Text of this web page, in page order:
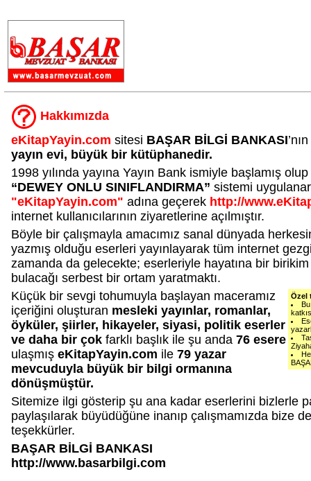
Hakkımızda
eKitapYayin.com sitesi BAŞAR BİLGİ BANKASI
yayın evi, büyük bir kütüphanedir.
1998 yılında yayına Yayın Bank ismiyle başlamış
“DEWEY ONLU SINIFLANDIRMA” sistemi
"eKitapYayin.com" adına geçerek http://
internet kullanıcılarının ziyaretlerine açılmıştır.
Böyle bir çalışmayla amacımız sanal dünyada
yazmış olduğu eserleri yayınlayarak tüm internet
zamanda da gelecekte; eserleriyle hayatına bir birikim
bulacağı serbest bir ortam yaratmaktı.
Özel
Küçük bir sevgi tohumuyla başlayan maceramız
içeriğini oluşturan mesleki yayınlar, romanlar,
öyküler, şiirler, hikayeler, siyasi, politik eserler
ve daha bir çok farklı başlık ile şu anda 76 esere
ulaşmış eKitapYayin.com ile 79 yazar
mevcuduyla büyük bir bilgi ormanına
dönüşmüştür.
Sitemize ilgi gösterip şu ana kadar eserlerini bizlerle
paylaşılarak büyüdüğüne inanıp çalışmamızda bize
teşekkürler.
BAŞAR BİLGİ BANKASI
http://www.basarbilgi.com